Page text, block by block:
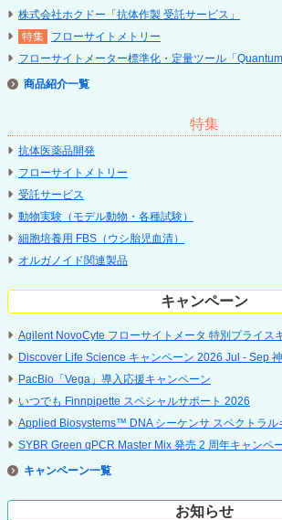
株式会社ホクドー「抗体作製 受託サービス」
フローサイトメトリー
フローサイトメーター標準化・定量ツール「Quantum™
商品紹介
特集
抗体医薬品開発
フローサイトメトリー
受託サービス
動物実験（モデル動物・各種試験）
細胞培養用 FBS（ウシ胎児血清）
オルガノイド関連製品
キャンペーン
Agilent NovoCyte フローサイトメータ 特別プライス
Discover Life Science キャンペーン 2026 Jul - Sep
PacBio「Vega」導入応援キャンペーン
いつでも Finnpipette スペシャルサポート 2026
Applied Biosystems™ DNA シーケンサ スペクトラルキャリブレーショ
SYBR Green qPCR Master Mix 発売 2 周年キャンペ
キャンペーン
お知らせ